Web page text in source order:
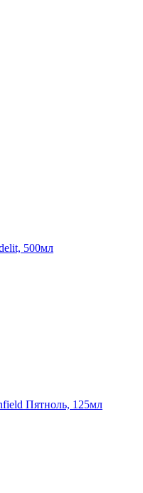
500мл
Пятноль, 125мл